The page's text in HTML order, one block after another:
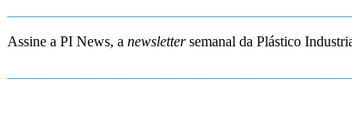
Assine a PI News, a newslettersemanal da Plástico